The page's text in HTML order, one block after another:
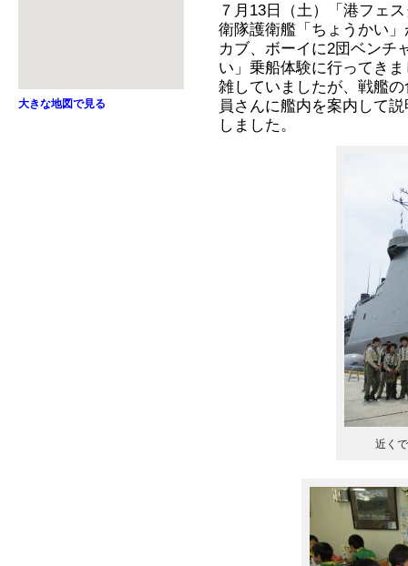
大きな地図で見る
７月13日（土）「港フェ
衛隊護衛艦「ちょうかい
カブ、ボーイに2団ベンチ
い」乗船体験に行ってき
雑していましたが、戦艦
員さんに艦内を案内して
しました。
近く